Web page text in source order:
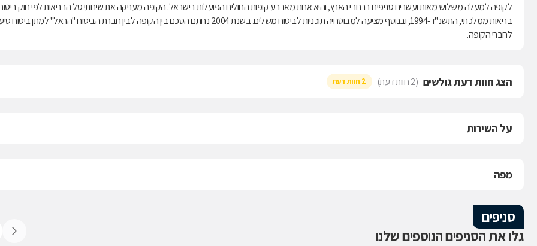
לקופה למעלה משלוש מאות ועשרים סניפים ברחבי הארץ, והיא אחת מארבע קופות החולים הפועלות בישראל. הקופה מעניקה את שירותי סל הבריאות לפי חוק
בריאות ממלכתי, התשנ"ד-1994, ובנוסף מציעה למבוטחיה תוכניות לביטוח משלים. בשנת 2004 נחתם הסכם בין הקופה לבין חברת הביטוח "הראל" למתן ביטוח
לחברי הקופה.
הצג חוות דעת גולשים (2 חוות דעת) 2 חוות דעת
על השירות
מפה
סניפים
גלו את הסניפים הנוספים שלנו